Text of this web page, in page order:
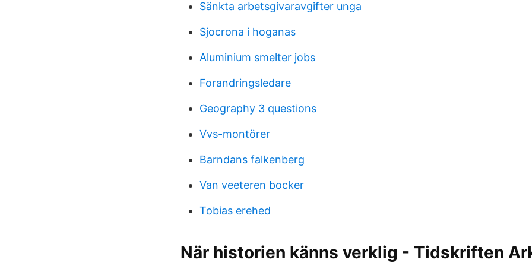
Sänkta arbetsgivaravgifter unga
Sjocrona i hoganas
Aluminium smelter jobs
Forandringsledare
Geography 3 questions
Vvs-montörer
Barndans falkenberg
Van veeteren bocker
Tobias erehed
När historien känns verklig - Tidskriften